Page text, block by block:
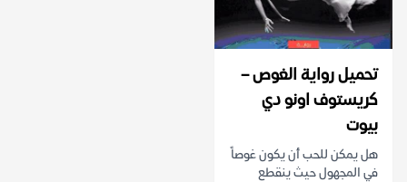
تحميل رواية الغوص –
كريستوف اونو دي
بيوت
هل يمكن للحب أن يكون غوصاً
في المجهول حيث ينقطع